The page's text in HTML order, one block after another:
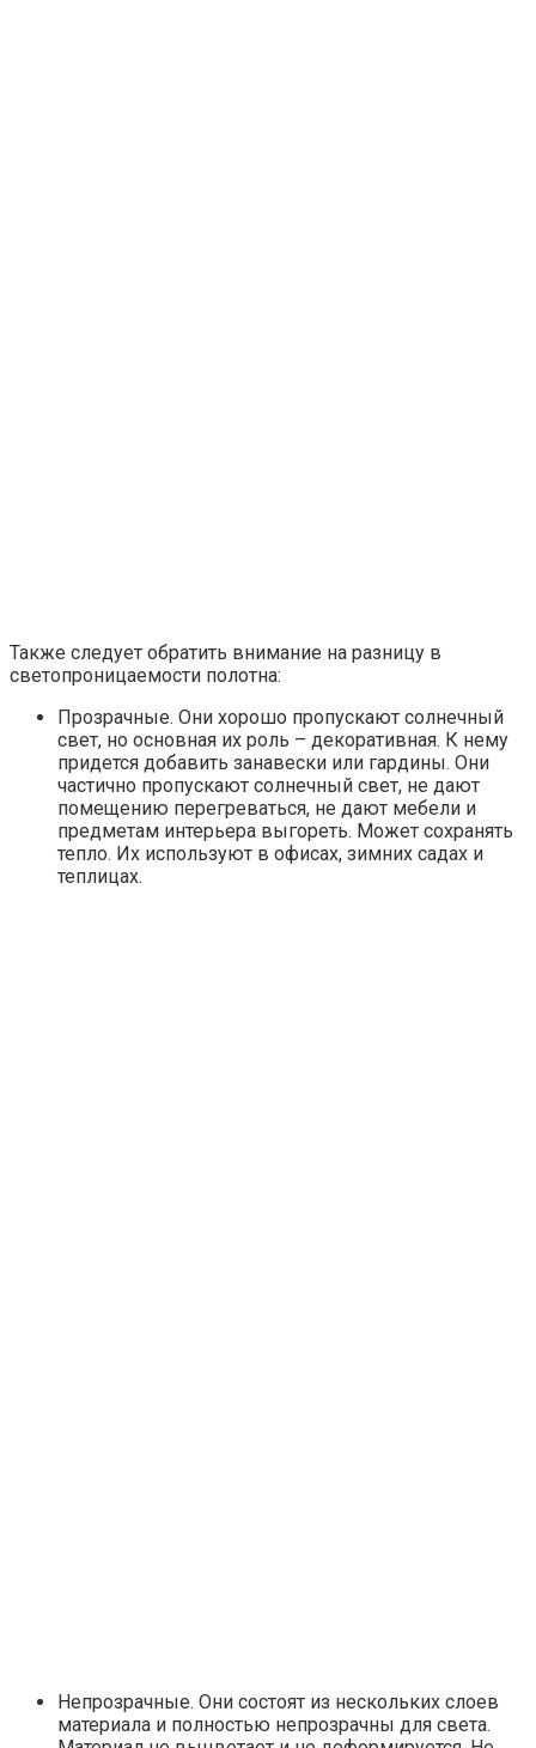
Также следует обратить внимание на разницу в
светопроницаемости полотна:
Прозрачные. Они хорошо пропускают солнечный
свет, но основная их роль – декоративная. К нему
придется добавить занавески или гардины. Они
частично пропускают солнечный свет, не дают
помещению перегреваться, не дают мебели и
предметам интерьера выгореть. Может сохранять
тепло. Их используют в офисах, зимних садах и
теплицах.
Непрозрачные. Они состоят из нескольких слоев
материала и полностью непрозрачны для света.